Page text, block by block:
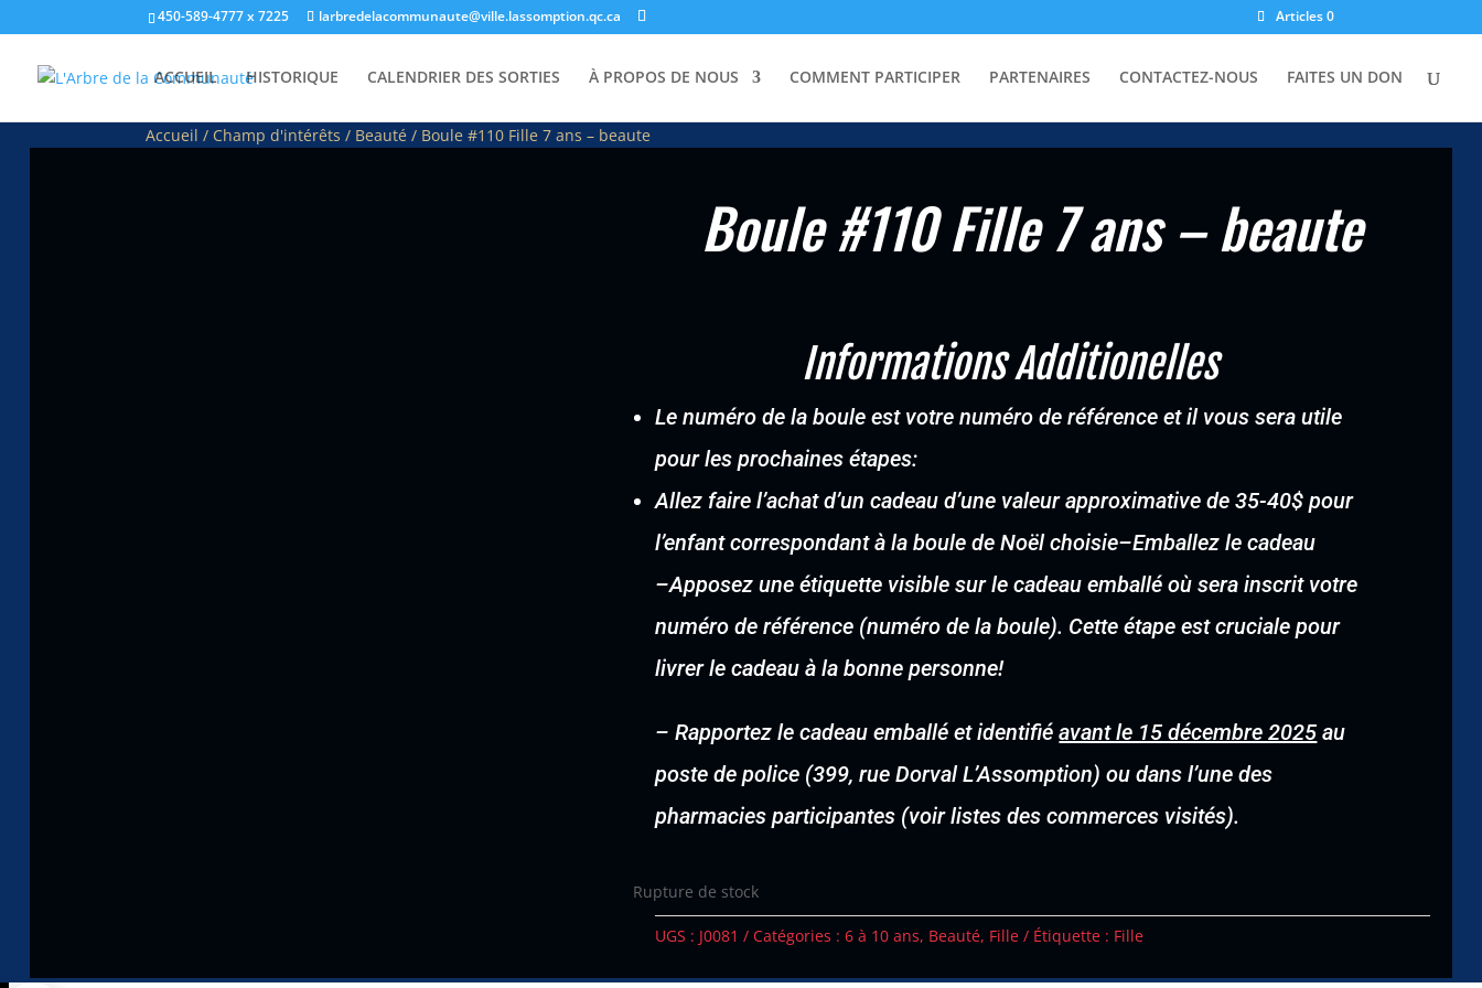
450-589-4777 x 7225 larbredelacommunaute@ville.lassomption.qc.ca Articles 0
ACCUEIL HISTORIQUE CALENDRIER DES SORTIES À PROPOS DE NOUS COMMENT PARTICIPER PARTENAIRES CONTACTEZ-NOUS FAITES UN DON
Accueil / Champ d'intérêts / Beauté / Boule #110 Fille 7 ans – beaute
Boule #110 Fille 7 ans – beaute
Informations Additionelles
Le numéro de la boule est votre numéro de référence et il vous sera utile
pour les prochaines étapes:
Allez faire l’achat d’un cadeau d’une valeur approximative de 35-40$ pour
l’enfant correspondant à la boule de Noël choisie–Emballez le cadeau
–Apposez une étiquette visible sur le cadeau emballé où sera inscrit votre
numéro de référence (numéro de la boule). Cette étape est cruciale pour
livrer le cadeau à la bonne personne!
–Rapportez le cadeau emballé et identifiéavant le 15 décembre 2025 au
poste de police (399, rue Dorval L’Assomption) ou dans l’une des
pharmacies participantes (voir listes des commerces visités).
Rupture de stock
UGS : J0081 Catégories :6 à 10 ans, Beauté, Fille Étiquette : Fille